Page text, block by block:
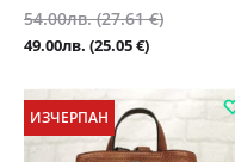
54.00лв. (27.61 €)Original
54.00лв.
€).
49.00лв. (25.05 €)Текущата
е:
49.00лв.
(25.05
ИЗЧЕРПАН